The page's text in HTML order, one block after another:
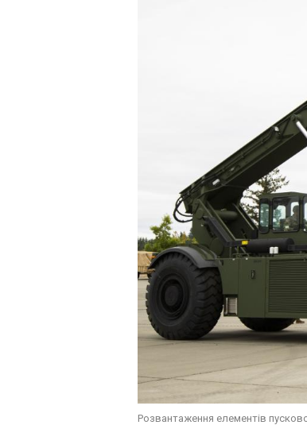
Розвантаження елементів